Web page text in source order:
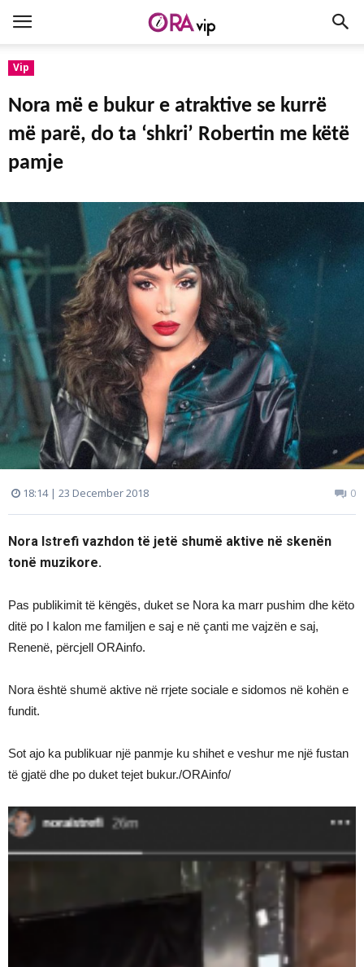
Vip
Nora më e bukur e atraktive se kurrë
më parë, do ta ‘shkri’ Robertin me këtë
pamje
18:14 | 23 December 2018 0
Nora Istrefi vazhdon të jetë shumë aktive në skenën
tonë muzikore.
Pas publikimit të këngës, duket se Nora ka marr pushim dhe këto
ditë po I kalon me familjen e saj e në çanti me vajzën e saj,
Renenë, përcjell ORAinfo.
Nora është shumë aktive në rrjete sociale e sidomos në kohën e
fundit.
Sot ajo ka publikuar një panmje ku shihet e veshur me një fustan
të gjatë dhe po duket tejet bukur./ORAinfo/